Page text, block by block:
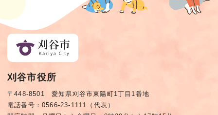
刈谷市役所
〒448-8501 愛知県刈谷市東陽町1丁目1番地
電話番号：0566-23-1111（代表）